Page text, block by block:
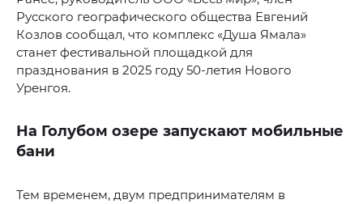
Русского географического общества Евгений
Козлов сообщал, что комплекс «Душа Ямала»
станет фестивальной площадкой для
празднования в 2025 году 50-летия Нового
Уренгоя.
На Голубом озере запускают мобильные
бани
Тем временем, двум предпринимателям в